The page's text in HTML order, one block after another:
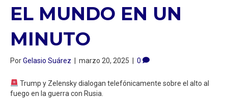
EL MUNDO EN UN
MINUTO
PorGelasio Suárez | marzo 20, 2025 | 0
Trump y Zelensky dialogan telefónicamente sobre el alto al
fuego en la guerra con Rusia.